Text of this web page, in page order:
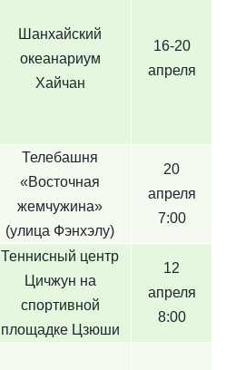
Шанхайский
океанариум
Хайчан
16-20
апреля
Телебашня
«Восточная
жемчужина»
(улица Фэнхэлу)
20
апреля
7:00
Теннисный центр
Цичжун на
спортивной
площадке Цзюши
12
апреля
8:00